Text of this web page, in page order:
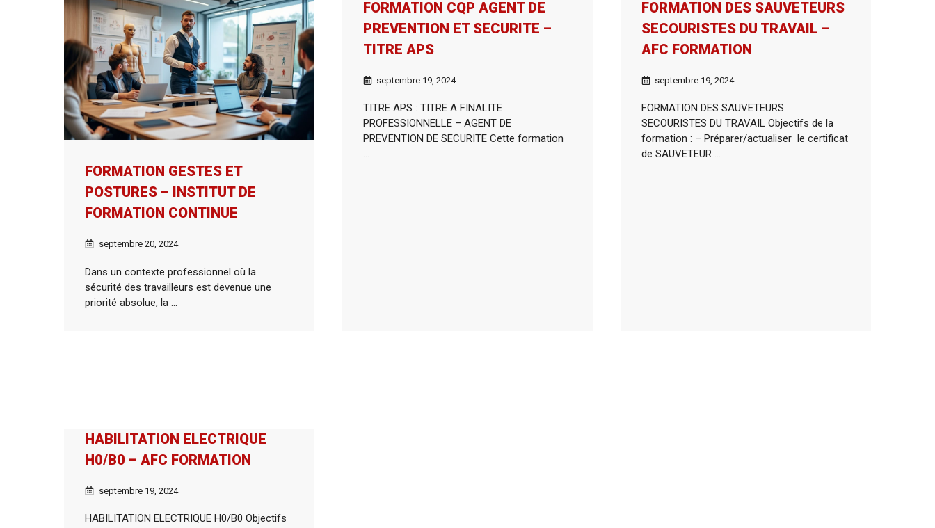
FORMATION GESTES ET
POSTURES – INSTITUT DE
FORMATION CONTINUE
septembre 20, 2024
Dans un contexte professionnel où la
sécurité des travailleurs est devenue une
priorité absolue, la ...
FORMATION CQP AGENT DE
PREVENTION ET SECURITE –
TITRE APS
septembre 19, 2024
TITRE APS : TITRE A FINALITE
PROFESSIONNELLE – AGENT DE
PREVENTION DE SECURITE Cette formation
...
FORMATION DES SAUVETEURS
SECOURISTES DU TRAVAIL –
AFC FORMATION
septembre 19, 2024
FORMATION DES SAUVETEURS
SECOURISTES DU TRAVAIL Objectifs de la
formation : – Préparer/actualiser le certificat
de SAUVETEUR ...
HABILITATION ELECTRIQUE
H0/B0 – AFC FORMATION
septembre 19, 2024
HABILITATION ELECTRIQUE H0/B0 Objectifs